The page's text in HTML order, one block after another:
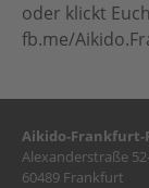
Kontakt
oder klickt
fb.me/
Aikido-Frankfurt-
Alexanderstraße
60489 Frankfurt